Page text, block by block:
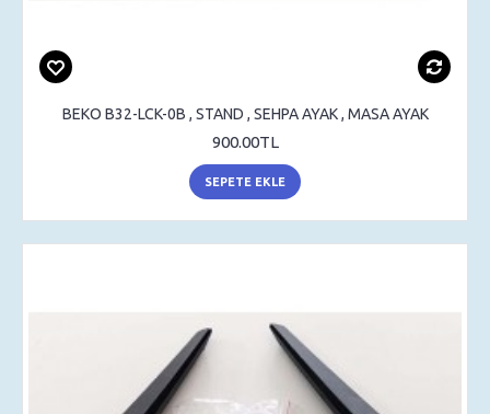
BEKO B32-LCK-0B , STAND , SEHPA AYAK , MASA AYAK
900.00TL
SEPETE EKLE